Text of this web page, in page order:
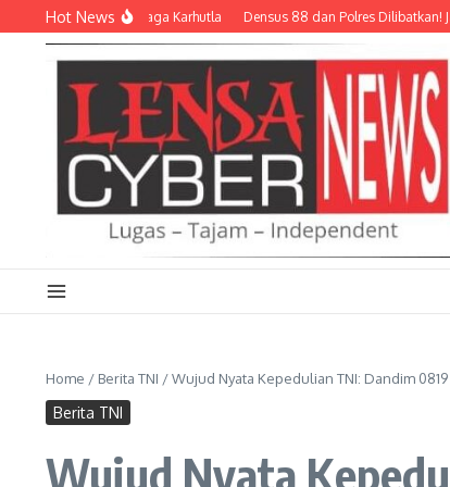
Lewati ke konten
Hot News
Relawan Siaga Karhutla Densus 88 dan Polres Dilibatkan! Jaringan
Home / Berita TNI /Wujud Nyata Kepedulian TNI: Dandim
Berita TNI
Wujud Nyata